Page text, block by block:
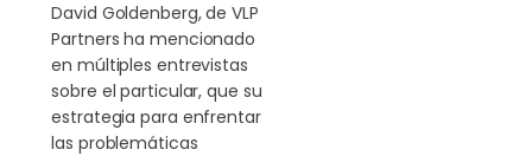
David Goldenberg, de VLP
Partners ha mencionado
en múltiples entrevistas
sobre el particular, que su
estrategia para enfrentar
las problemáticas